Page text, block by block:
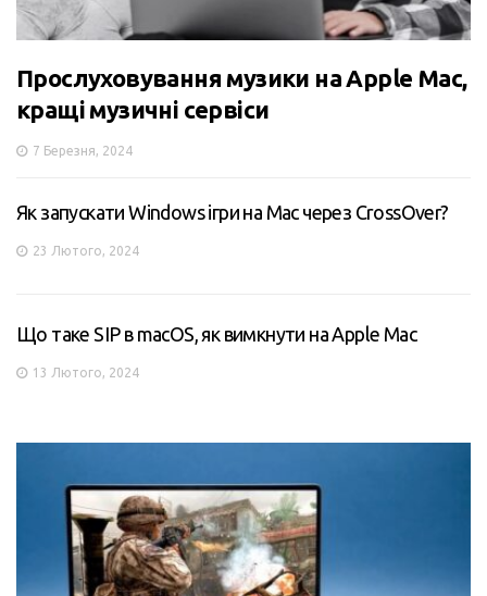
Прослуховування музики на Apple Mac,
кращі музичні сервіси
7 Березня, 2024
Як запускати Windows ігри на Mac через CrossOver?
23 Лютого, 2024
Що таке SIP в macOS, як вимкнути на Apple Mac
13 Лютого, 2024